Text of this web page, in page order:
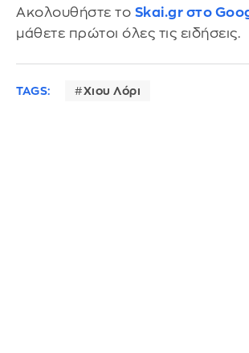
Ακολουθήστε το Skai.gr στο
μάθετε πρώτοι όλες τις ειδήσεις.
TAGS: Χιου Λόρι